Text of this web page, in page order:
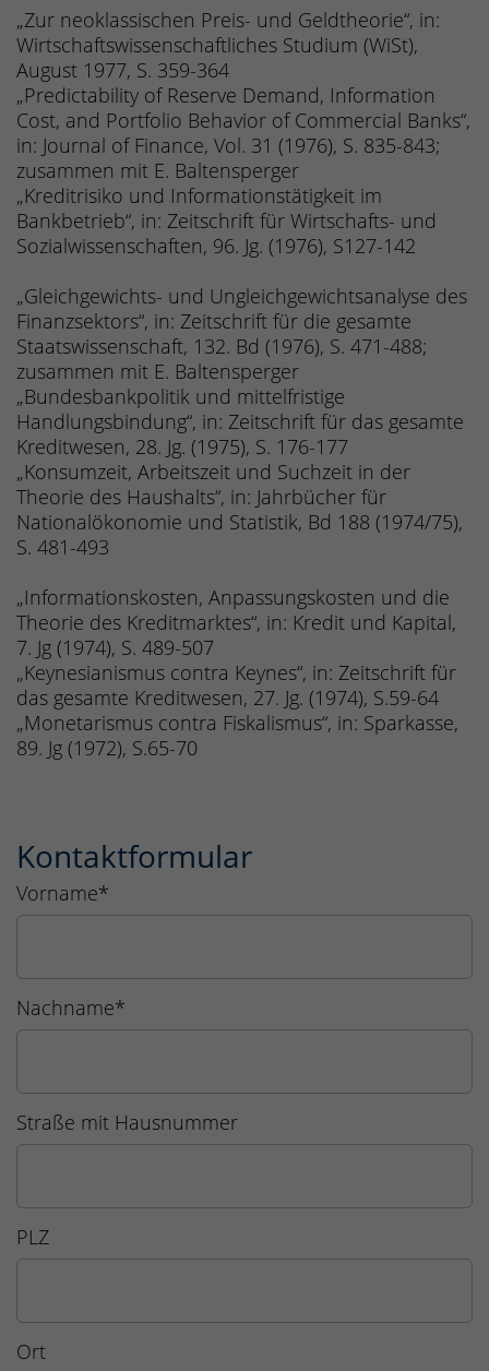
„Zur neoklassischen Preis- und Geldtheorie“, in:
Wirtschaftswissenschaftliches Studium (WiSt),
August 1977, S. 359-364
„Predictability of Reserve Demand, Information
Cost, and Portfolio Behavior of Commercial Banks“,
in: Journal of Finance, Vol. 31 (1976), S. 835-843;
zusammen mit E. Baltensperger
„Kreditrisiko und Informationstätigkeit im
Bankbetrieb“, in: Zeitschrift für Wirtschafts- und
Sozialwissenschaften, 96. Jg. (1976), S127-142
„Gleichgewichts- und Ungleichgewichtsanalyse des
Finanzsektors“, in: Zeitschrift für die gesamte
Staatswissenschaft, 132. Bd (1976), S. 471-488;
zusammen mit E. Baltensperger
„Bundesbankpolitik und mittelfristige
Handlungsbindung“, in: Zeitschrift für das gesamte
Kreditwesen, 28. Jg. (1975), S. 176-177
„Konsumzeit, Arbeitszeit und Suchzeit in der
Theorie des Haushalts“, in: Jahrbücher für
Nationalökonomie und Statistik, Bd 188 (1974/75),
S. 481-493
„Informationskosten, Anpassungskosten und die
Theorie des Kreditmarktes“, in: Kredit und Kapital,
7. Jg (1974), S. 489-507
„Keynesianismus contra Keynes“, in: Zeitschrift für
das gesamte Kreditwesen, 27. Jg. (1974), S.59-64
„Monetarismus contra Fiskalismus“, in: Sparkasse,
89. Jg (1972), S.65-70
Kontaktformular
Vorname*
Nachname*
Straße mit Hausnummer
PLZ
Ort